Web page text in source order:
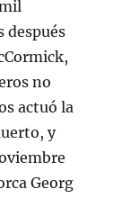
después
no
actuó la
y
Georg